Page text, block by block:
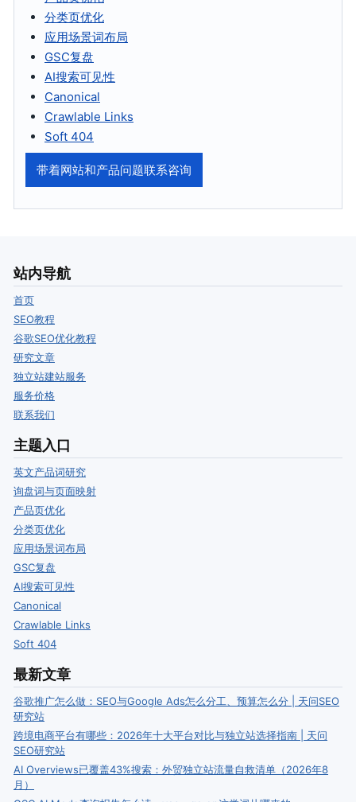
站内导航
首页
SEO教程
谷歌SEO优化教程
研究文章
独立站建站服务
服务价格
联系我们
主题入口
英文产品词研究
询盘词与页面映射
产品页优化
分类页优化
应用场景词布局
GSC复盘
AI搜索可见性
Canonical
Crawlable Links
Soft 404
最新文章
谷歌推广怎么做：SEO与Google Ads怎么分工、预算怎么分 | 天问SEO
研究站
跨境电商平台有哪些：2026年十大平台对比与独立站选择指南 | 天问
SEO研究站
AI Overviews已覆盖43%搜索：外贸独立站流量自救清单（2026年8
月）
分类页优化
应用场景词布局
GSC复盘
AI搜索可见性
Canonical
Crawlable Links
Soft 404
带着网站和产品问题联系咨询